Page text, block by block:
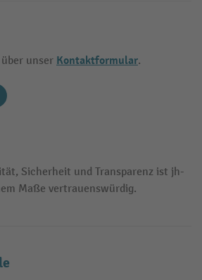
unser Kontaktformular.
Sicherheit und Transparenz ist jh-
Maße vertrauenswürdig.